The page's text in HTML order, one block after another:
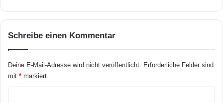
r
a
i
o
n
p
a
c
Schreibe einen Kommentar
Deine E-Mail-Adresse wird nicht veröffentlicht. Erforderliche Felder sind
mit * markiert